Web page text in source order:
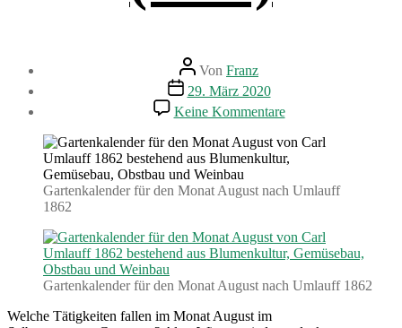
Beitragsautor
Von Franz
Beitragsdatum
29. März 2020
Keine Kommentarezu
Gartenarbeiten
im
August.
(1862)
Gartenkalender für den Monat August nach Umlauff
1862
Gartenkalender für den Monat August nach Umlauff 1862
Welche Tätigkeiten fallen im Monat August im